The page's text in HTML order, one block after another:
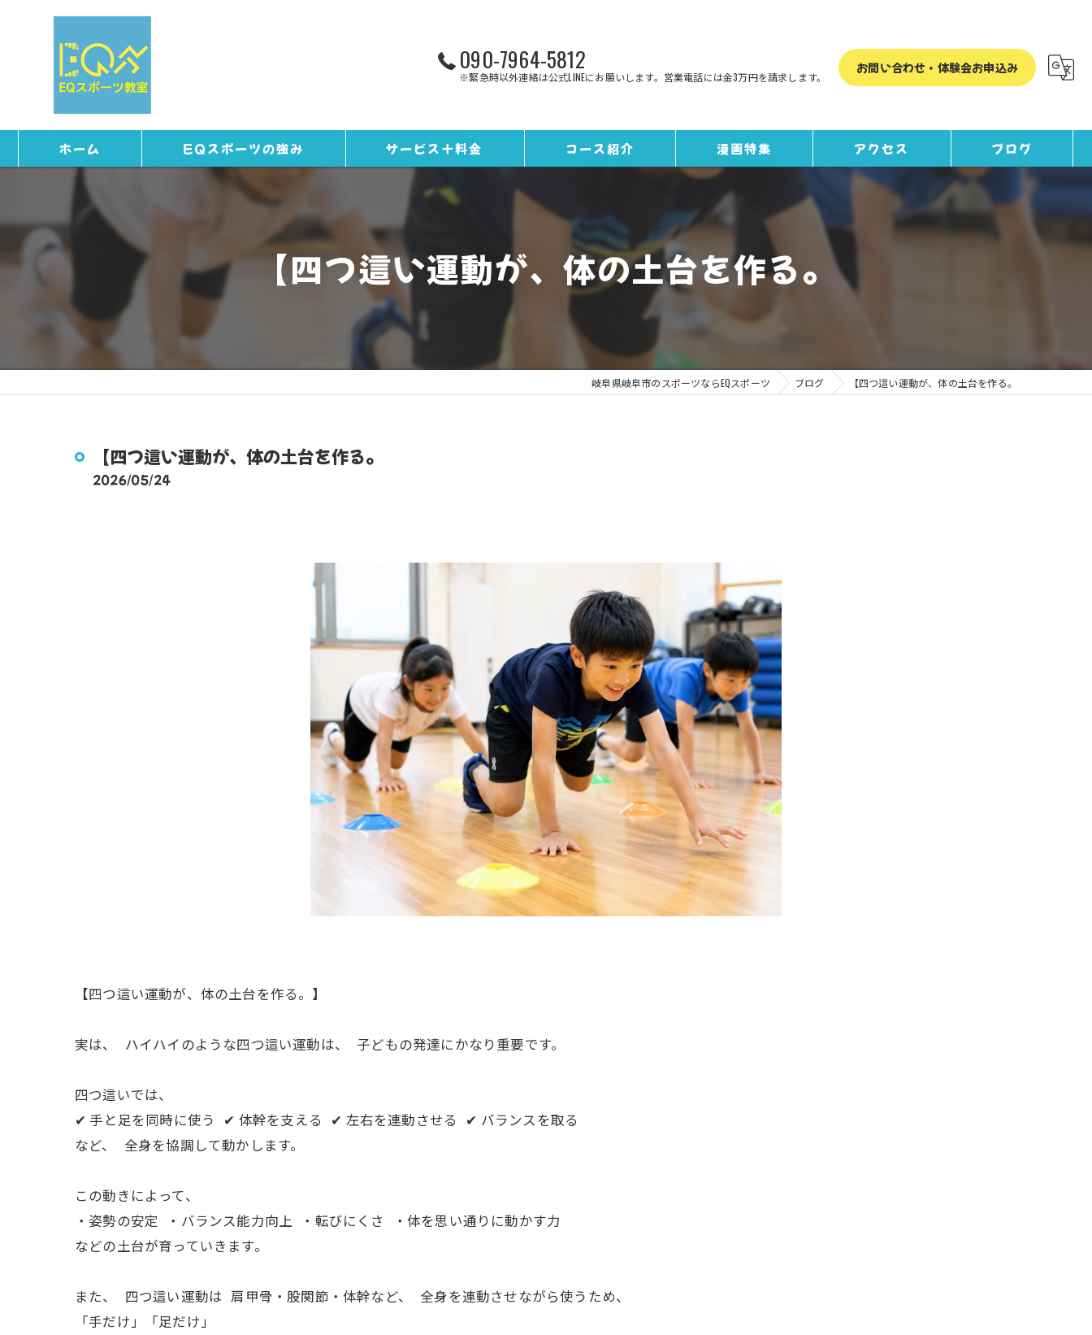
090-7964-5812
※緊急時以外連絡は公式LINEにお願いします。営業電話には金3万円を請求します。
お問い合わせ・体験会お申込み
ホーム EQスポーツの強み サービス＋料金
ギャラリー
スタッフ紹介
EQカレンダー
コース紹介
トレーニングコース
野球コース
漫画特集 アクセス ブログ
コラム
【四つ這い運動が、体の土台を作る。
岐阜県岐阜市のスポーツならEQスポーツ ブログ 【四つ這い運動が、体の土台を作る。
【四つ這い運動が、体の土台を作る。
2026/05/24
【四つ這い運動が、体の土台を作る。】
実は、 ハイハイのような四つ這い運動は、 子どもの発達にかなり重要です。
四つ這いでは、
✔ 手と足を同時に使う ✔ 体幹を支える ✔ 左右を連動させる ✔ バランスを取る
など、 全身を協調して動かします。
この動きによって、
・姿勢の安定 ・バランス能力向上 ・転びにくさ ・体を思い通りに動かす力
などの土台が育っていきます。
また、 四つ這い運動は 肩甲骨・股関節・体幹など、 全身を連動させながら使うため、
「手だけ」「足だけ」